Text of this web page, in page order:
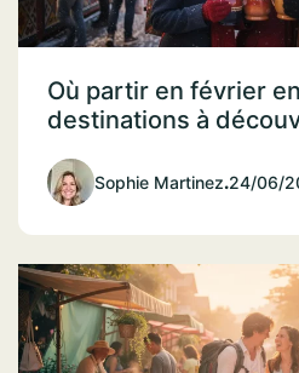
Où partir en février
destinations à
Sophie Martinez.24/06/